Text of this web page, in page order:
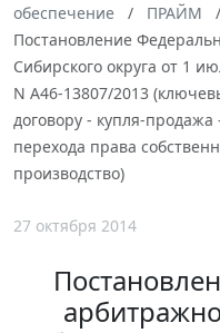
обеспечение
ПРАЙМ
Постановление
Сибирского округа от 1
N А46-13807/2013
договору - купля-продажа
перехода права
производство)
27 октября 2014